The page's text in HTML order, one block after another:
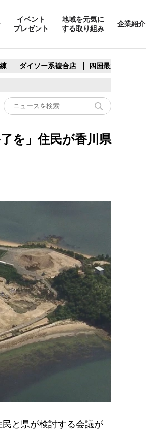
イベント
プレゼント
地域を元気に
する取り組み
企業紹介
ダイソー系複合店 四国最大スリコ
を」住民が香川県
と県が検討する会議が